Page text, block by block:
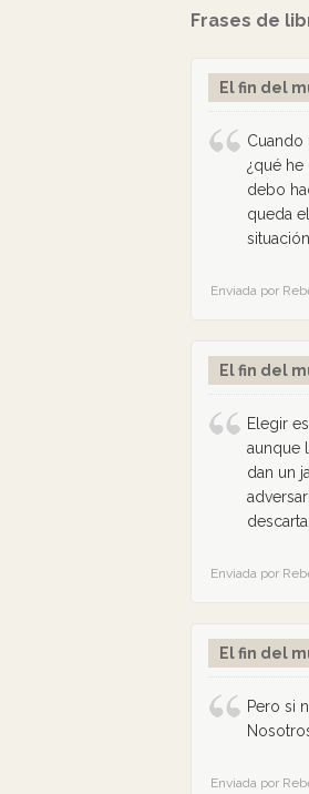
Frases de
El fin del
Cuando
¿qué he
debo
queda
Enviada por
El fin del
Elegir
aunque
dan un
Enviada por
El fin del
Pero si
Enviada por